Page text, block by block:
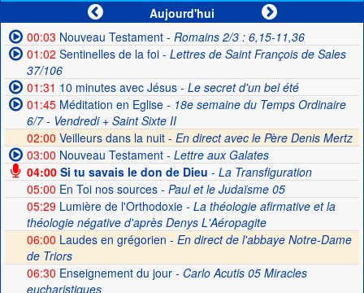
Aujourd'hui
00:03 Nouveau Testament- Romains 2/3 : 6,15-11,36
01:02 Sentinelles de la foi- Lettres de Saint François de Sales
37/106
01:31 10 minutes avec Jésus- Le secret d'un bel été
01:45Méditation en Eglise- 18e semaine du Temps Ordinaire
6/7 - Vendredi + Saint Sixte II
02:00 Veilleurs dans la nuit - En direct avec le Père Denis Mertz
03:00 Nouveau Testament- Lettre aux Galates
04:00Si tu savais le don de Dieu - La Transfiguration
05:00 En Toi nos sources- Paul et le Judaïsme 05
05:29Lumière de l'Orthodoxie- La théologie afirmative et la
théologie négative d'après Denys L'Aéropagite
06:00 Laudes en grégorien - En direct de l'abbaye Notre-Dame
de Triors
06:30 Enseignement du jour- Carlo Acutis 05 Miracles
eucharistiques